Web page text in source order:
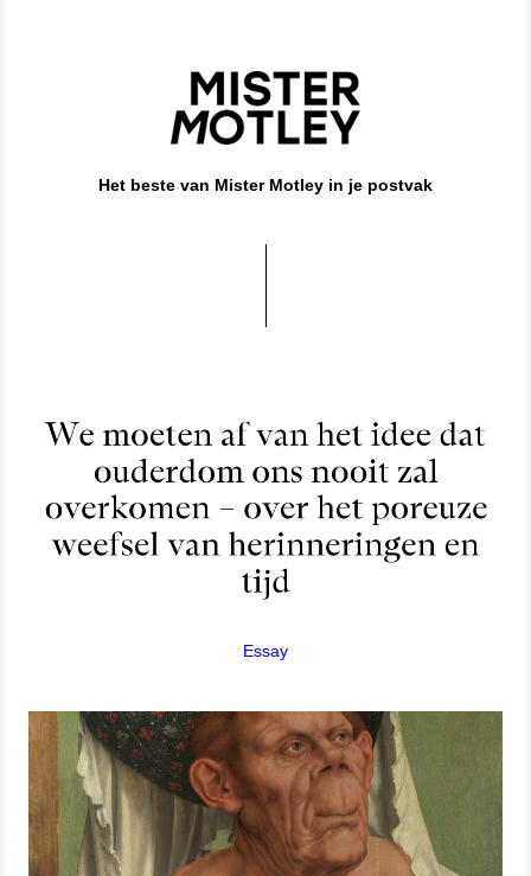
Het beste van Mister Motley in je postvak
Essay